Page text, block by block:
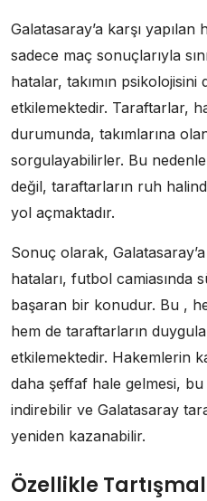
Galatasaray’a karşı yapılan
sadece maç sonuçlarıyla
hatalar, takımın
etkilemektedir. Taraftarlar,
durumunda, takımlarına
sorgulayabilirler. Bu
değil, taraftarların ruh
yol açmaktadır.
Sonuç olarak,
hataları, futbol camiasında
başaran bir konudur. Bu ,
hem de taraftarların
etkilemektedir. Hakemlerin
daha şeffaf hale gelmesi, bu
indirebilir ve Galatasaray
yeniden kazanabilir.
Özellikle